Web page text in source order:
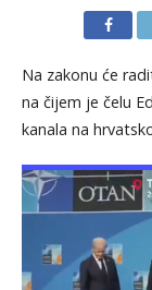
Na zakonu će
na čijem je čelu
kanala na